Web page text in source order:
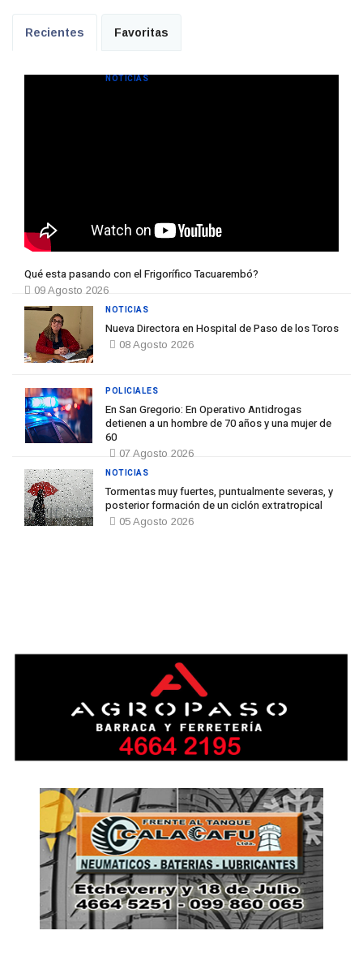
Recientes Favoritas
Qué esta pasando con el Frigorífico Tacuarembó?
09 Agosto 2026
NOTICIAS
Nueva Directora en Hospital de Paso de los Toros
08 Agosto 2026
NOTICIAS
En San Gregorio: En Operativo Antidrogas
detienen a un hombre de 70 años y una mujer de
60
07 Agosto 2026
POLICIALES
Tormentas muy fuertes, puntualmente severas, y
posterior formación de un ciclón extratropical
05 Agosto 2026
NOTICIAS